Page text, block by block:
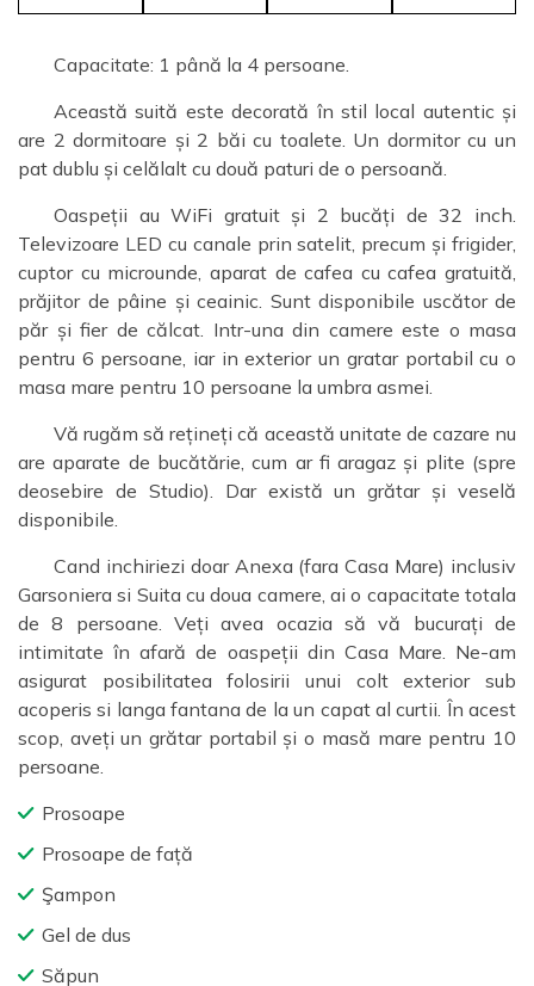
Capacitate: 1 până la 4 persoane.
Această suită este decorată în stil local autentic și
are 2 dormitoare și 2 băi cu toalete. Un dormitor cu un
pat dublu și celălalt cu două paturi de o persoană.
Oaspeții au WiFi gratuit și 2 bucăți de 32 inch.
Televizoare LED cu canale prin satelit, precum și frigider,
cuptor cu microunde, aparat de cafea cu cafea gratuită,
prăjitor de pâine și ceainic. Sunt disponibile uscător de
păr și fier de călcat. Intr-una din camere este o masa
pentru 6 persoane, iar in exterior un gratar portabil cu o
masa mare pentru 10 persoane la umbra asmei.
Vă rugăm să rețineți că această unitate de cazare nu
are aparate de bucătărie, cum ar fi aragaz și plite (spre
deosebire de Studio). Dar există un grătar și veselă
disponibile.
Cand inchiriezi doar Anexa (fara Casa Mare) inclusiv
Garsoniera si Suita cu doua camere, ai o capacitate totala
de 8 persoane. Veți avea ocazia să vă bucurați de
intimitate în afară de oaspeții din Casa Mare. Ne-am
asigurat posibilitatea folosirii unui colt exterior sub
acoperis si langa fantana de la un capat al curtii. În acest
scop, aveți un grătar portabil și o masă mare pentru 10
persoane.
Prosoape
Prosoape de față
Şampon
Gel de dus
Săpun